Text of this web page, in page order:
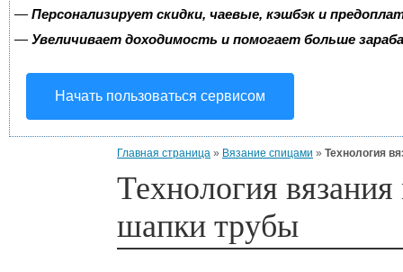
— Персонализирует скидки, чаевые, кэшбэк и
— Увеличивает доходимость и помогает больше
Начать пользоваться сервисом
Главная страница » Вязание спицами » Технология
Технология
шапки трубы